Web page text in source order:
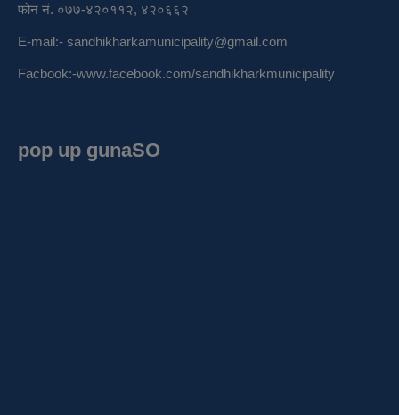
फोन नं. ०७७-४२०११२, ४२०६६२
E-mail:- sandhikharkamunicipality@gmail.com
Facbook:-www.facebook.com/sandhikharkmunicipality
pop up gunaSO